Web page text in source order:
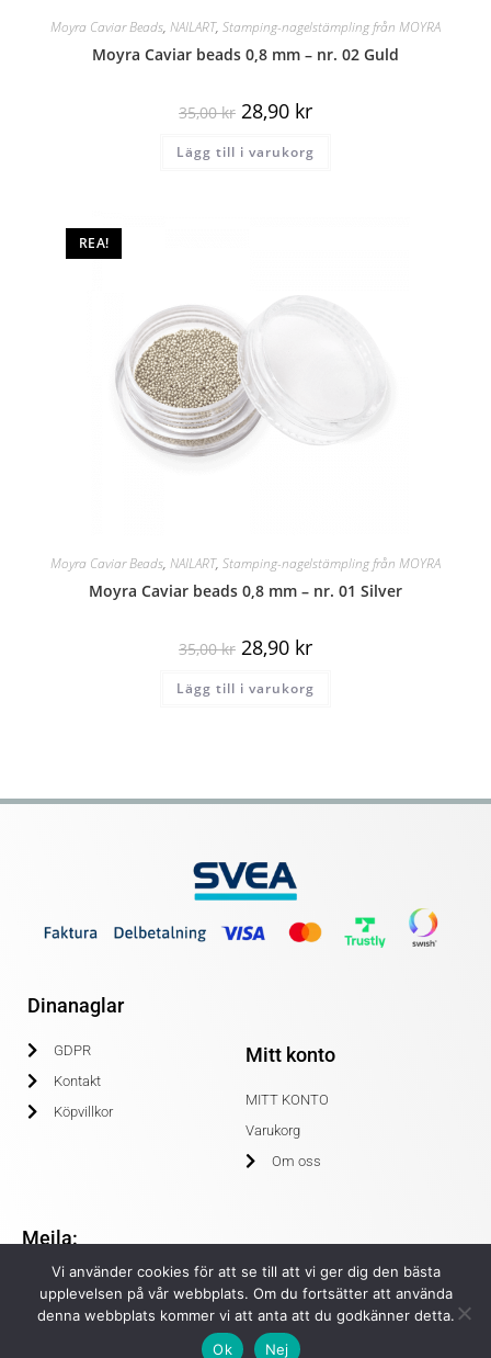
Moyra Caviar Beads, NAILART, Stamping-nagelstämpling från MOYRA
Moyra Caviar beads 0,8 mm – nr. 02 Guld
35,00kr 28,90 kr
Lägg till i varukorg
REA!
Moyra Caviar Beads, NAILART, Stamping-nagelstämpling från MOYRA
Moyra Caviar beads 0,8 mm – nr. 01 Silver
35,00kr 28,90 kr
Lägg till i varukorg
Dinanaglar
GDPR
Kontakt
Köpvillkor
Mitt konto
MITT KONTO
Varukorg
Om oss
Mejla:
info@dinanaglar.se
© COPYRIGHT 2020 DINANAGLAR.SE
Vi använder cookies för att se till att vi ger dig den bästa
upplevelsen på vår webbplats. Om du fortsätter att använda
denna webbplats kommer vi att anta att du godkänner detta.
Ok
Nej